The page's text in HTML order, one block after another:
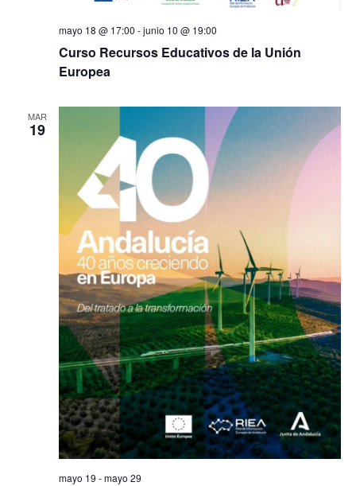
Curso Recursos Educativos de la Unión
Europea
mayo 18 @ 17:00 -junio 10 @ 19:00
MAR
19
mayo 19 -mayo 29